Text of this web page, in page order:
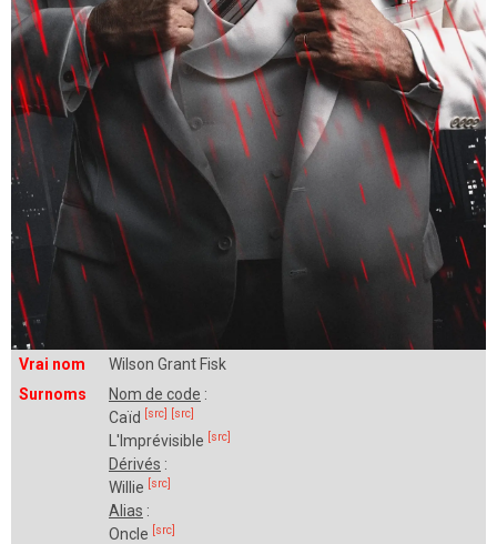
Vrai nom
Wilson Grant Fisk
Surnoms
Nom de code :
Caïd [src] [src]
L'Imprévisible [src]
Dérivés :
Willie [src]
Alias :
Oncle [src]